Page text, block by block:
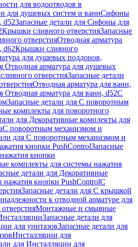
для водоотводов в
для душевых систем и ваннСифоны
d52Запасные детали для Сифоны для
Крышки сливного отверстияЗапасные
отверстияОтводная арматура
d62Крышки сливного
для душевых поддонов,
Отводная арматура для душевых
отверстияЗапасные детали
Отводная арматура для ванн,
Отводная арматура для ванн, d52С
Запасные детали для С поворотным
комплекты для поворотного
для Декоративные комплекты для
С поворотным механизмом и
для С поворотным механизмом и
кнопки PushControlЗапасные
кнопки
комплекты для системы нажатия
детали для Декоративные
нажатия кнопки PushControlС
Запасные детали для С крышкой
к отводной арматуре для
Монтажные и смывные
Запасные детали для
для унитазовЗапасные детали для
Инсталляции для
для Инсталляции для